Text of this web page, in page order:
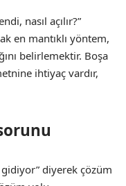
nasıl açılır?”
en mantıklı yöntem,
belirlemektir. Boşa
ihtiyaç vardır,
diyerek çözüm